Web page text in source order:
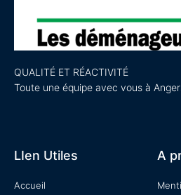
QUALITÉ ET RÉACTIVITÉ
Toute une équipe avec vous à
LIen Utiles
Accueil
A